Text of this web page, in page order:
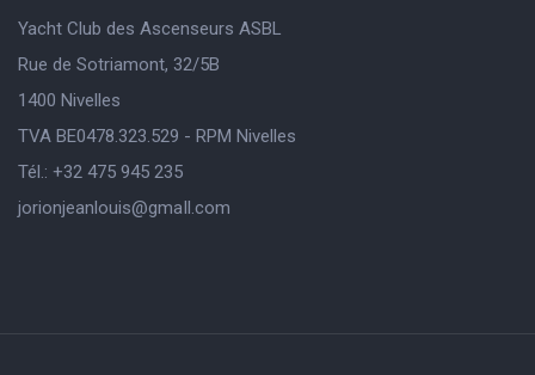
Yacht Club des Ascenseurs ASBL
Rue de Sotriamont, 32/5B
1400 Nivelles
TVA BE0478.323.529 - RPM Nivelles
Tél.: +32 475 945 235
jorionjeanlouis@gmaIl.com